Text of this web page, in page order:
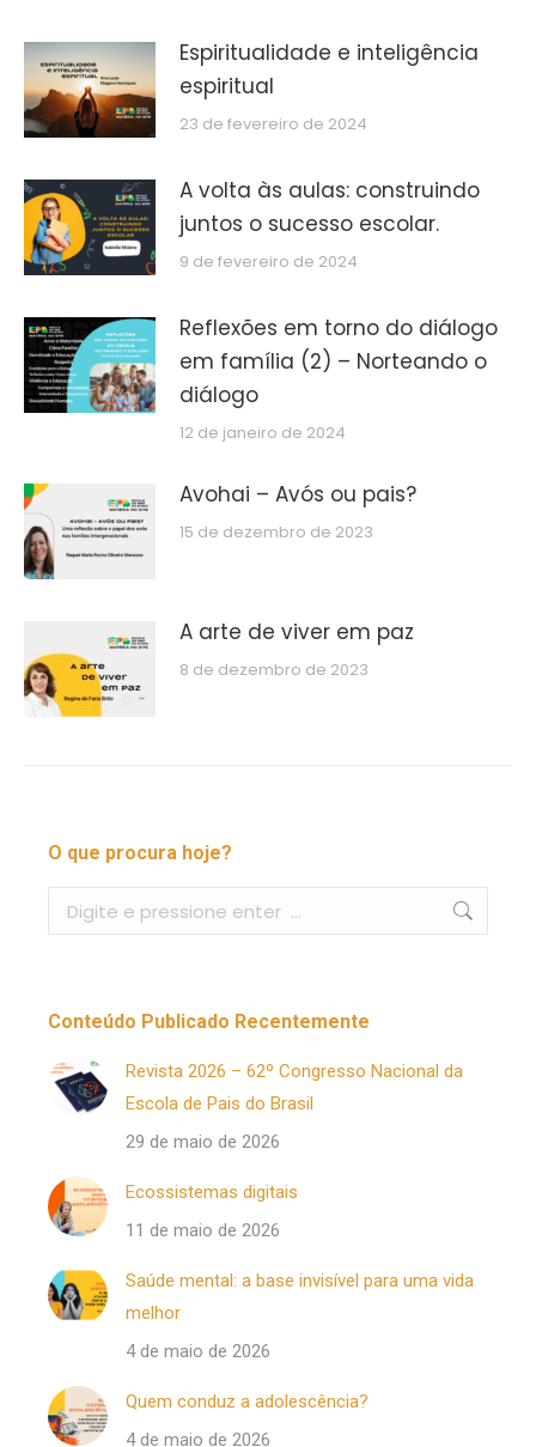
Espiritualidade e inteligência
espiritual
23 de fevereiro de 2024
A volta às aulas: construindo
juntos o sucesso escolar.
9 de fevereiro de 2024
Reflexões em torno do diálogo
em família (2) – Norteando o
diálogo
12 de janeiro de 2024
Avohai – Avós ou pais?
15 de dezembro de 2023
A arte de viver em paz
8 de dezembro de 2023
O que procura hoje?
Buscar
Conteúdo Publicado Recentemente
Revista 2026 – 62º Congresso Nacional da
Escola de Pais do Brasil
29 de maio de 2026
Ecossistemas digitais
11 de maio de 2026
Saúde mental: a base invisível para uma vida
melhor
4 de maio de 2026
Quem conduz a adolescência?
4 de maio de 2026